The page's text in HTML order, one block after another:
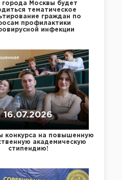
города Москвы будет
тематическое
граждан по
профилактики
инфекции
16.07.2026
конкурса на повышенную
академическую
стипендию!